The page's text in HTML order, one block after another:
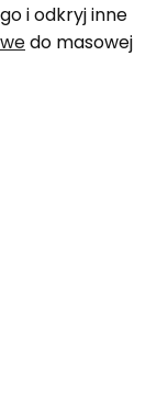
i odkryj inne
do masowej